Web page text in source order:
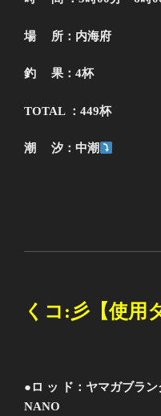
場 所：内海府
釣 果：4杯
TOTAL ：449杯
潮 汐：中潮
くコ : 彡【使用
●ロ ッ ド：ヤマガブラ
NANO